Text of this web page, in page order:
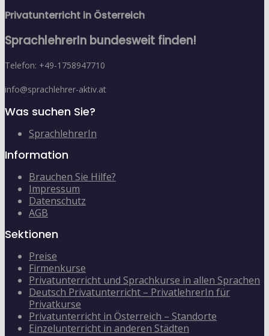
Privatunterricht in Österreich
SprachlehrerIn bundesweit finden!
Telefon: +49-1758947710
info@sprachlehrer-aktiv.at
Was suchen Sie?
SprachlehrerIn
Information
Brauchen Sie Hilfe?
Impressum
Datenschutz
AGB
Sektionen
Preise
Firmenkurse
Privatunterricht und Sprachkurse in allen Sprachen
Deutsch Privatunterricht – PrivatlehrerIn für
Privatkurse
Privatunterricht in Österreich – Standorte
Einzelunterricht in anderen Städten